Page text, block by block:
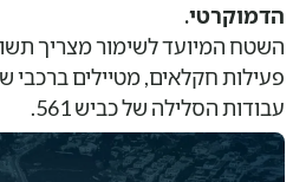
הדמוקרטי.
השטח המיועד לשימור מצריך
פעילות חקלאים, מטיילים ברכבי
עבודות הסלילה של כביש 561.